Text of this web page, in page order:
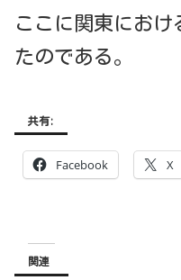
ここに関東におけ
たのである。
共有:
Facebook X
関連